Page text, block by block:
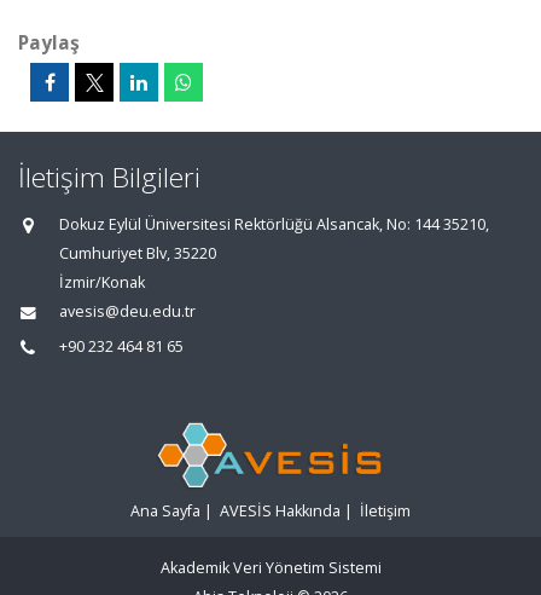
Paylaş
İletişim Bilgileri
Dokuz Eylül Üniversitesi Rektörlüğü Alsancak, No: 144 35210,
Cumhuriyet Blv, 35220
İzmir/Konak
avesis@deu.edu.tr
+90 232 464 81 65
Ana Sayfa | AVESİS Hakkında | İletişim
Akademik Veri Yönetim Sistemi